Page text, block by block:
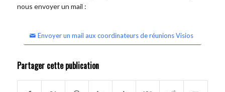
nous envoyer un mail :
Envoyer un mail aux coordinateurs de réunions Visios
Partager cette publication